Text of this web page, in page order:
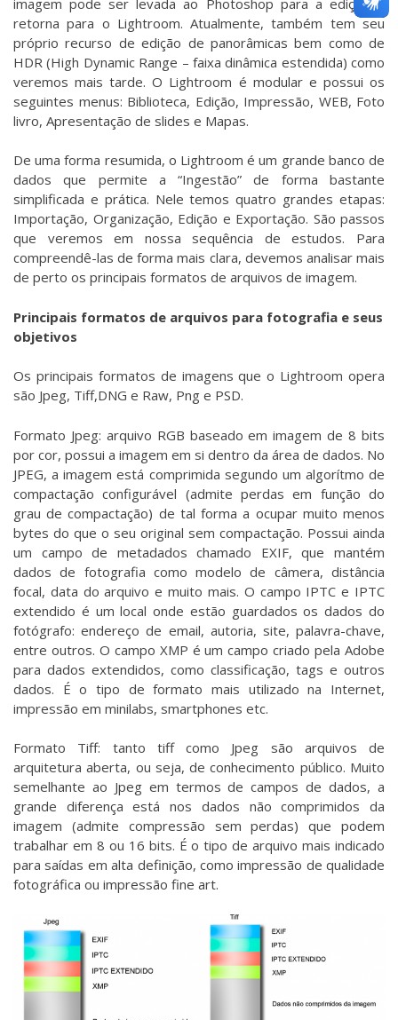
retorna para o Lightroom. Atualmente, também tem seu
próprio recurso de edição de panorâmicas bem como de
HDR (High Dynamic Range – faixa dinâmica estendida) como
veremos mais tarde. O Lightroom é modular e possui os
seguintes menus: Biblioteca, Edição, Impressão, WEB, Foto
livro, Apresentação de slides e Mapas.
De uma forma resumida, o Lightroom é um grande banco de
dados que permite a “Ingestão” de forma bastante
simplificada e prática. Nele temos quatro grandes etapas:
Importação, Organização, Edição e Exportação. São passos
que veremos em nossa sequência de estudos. Para
compreendê-las de forma mais clara, devemos analisar mais
de perto os principais formatos de arquivos de imagem.
Principais formatos de arquivos para fotografia e seus
objetivos
Os principais formatos de imagens que o Lightroom opera
são Jpeg, Tiff,DNG e Raw, Png e PSD.
Formato Jpeg: arquivo RGB baseado em imagem de 8 bits
por cor, possui a imagem em si dentro da área de dados. No
JPEG, a imagem está comprimida segundo um algorítmo de
compactação configurável (admite perdas em função do
grau de compactação) de tal forma a ocupar muito menos
bytes do que o seu original sem compactação. Possui ainda
um campo de metadados chamado EXIF, que mantém
dados de fotografia como modelo de câmera, distância
focal, data do arquivo e muito mais. O campo IPTC e IPTC
extendido é um local onde estão guardados os dados do
fotógrafo: endereço de email, autoria, site, palavra-chave,
entre outros. O campo XMP é um campo criado pela Adobe
para dados extendidos, como classificação, tags e outros
dados. É o tipo de formato mais utilizado na Internet,
impressão em minilabs, smartphones etc.
Formato Tiff: tanto tiff como Jpeg são arquivos de
arquitetura aberta, ou seja, de conhecimento público. Muito
semelhante ao Jpeg em termos de campos de dados, a
grande diferença está nos dados não comprimidos da
imagem (admite compressão sem perdas) que podem
trabalhar em 8 ou 16 bits. É o tipo de arquivo mais indicado
para saídas em alta definição, como impressão de qualidade
fotográfica ou impressão fine art.